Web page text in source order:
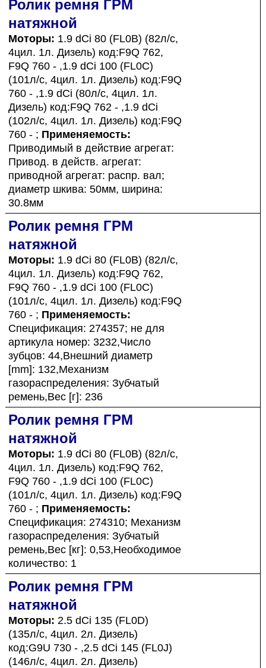
Ролик ремня ГРМ
натяжной
Моторы: 1.9 dCi 80 (FL0B) (82л/с,
4цил. 1л. Дизель) код:F9Q 762,
F9Q 760 - ,1.9 dCi 100 (FL0C)
(101л/с, 4цил. 1л. Дизель) код:F9Q
760 - ,1.9 dCi (80л/с, 4цил. 1л.
Дизель) код:F9Q 762 - ,1.9 dCi
(102л/с, 4цил. 1л. Дизель) код:F9Q
760 - ; Применяемость:
Приводимый в действие агрегат:
Привод. в действ. агрегат:
приводной агрегат: распр. вал;
диаметр шкива: 50мм, ширина:
30.8мм
Ролик ремня ГРМ
натяжной
Моторы: 1.9 dCi 80 (FL0B) (82л/с,
4цил. 1л. Дизель) код:F9Q 762,
F9Q 760 - ,1.9 dCi 100 (FL0C)
(101л/с, 4цил. 1л. Дизель) код:F9Q
760 - ; Применяемость:
Спецификация: 274357; не для
артикула номер: 3232,Число
зубцов: 44,Внешний диаметр
[mm]: 132,Механизм
газораспределения: Зубчатый
ремень,Вес [г]: 236
Ролик ремня ГРМ
натяжной
Моторы: 1.9 dCi 80 (FL0B) (82л/с,
4цил. 1л. Дизель) код:F9Q 762,
F9Q 760 - ,1.9 dCi 100 (FL0C)
(101л/с, 4цил. 1л. Дизель) код:F9Q
760 - ; Применяемость:
Спецификация: 274310; Механизм
газораспределения: Зубчатый
ремень,Вес [кг]: 0,53,Необходимое
количество: 1
Ролик ремня ГРМ
натяжной
Моторы: 2.5 dCi 135 (FL0D)
(135л/с, 4цил. 2л. Дизель)
код:G9U 730 - ,2.5 dCi 145 (FL0J)
(146л/с, 4цил. 2л. Дизель)